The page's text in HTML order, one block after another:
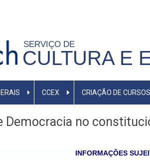
SERVIÇO DE
CULTURA E
CCEX CRIAÇÃO DE CURSOS
Democracia no
INFORMAÇÕES